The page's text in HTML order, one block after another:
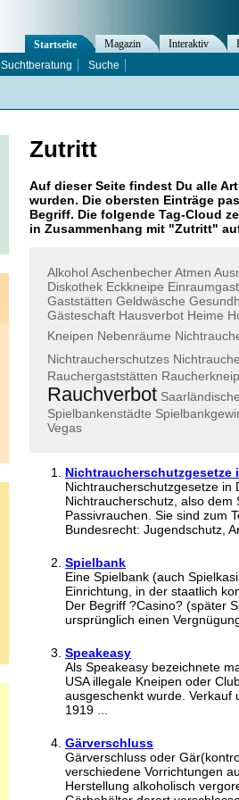
Zutritt
Auf dieser Seite findest Du alle
wurden. Die obersten Einträge
Begriff. Die folgende Tag-Cloud
in Zusammenhang mit "Zutritt"
AlkoholAschenbecherAtmen
Diskothek Eckkneipe
Gaststätten Geldwäsche
Gästeschaft Hausverbot Heime
Kneipen Nebenräume
Nichtraucherschutzes
Rauchergaststätten
Rauchverbot Saarländische
Spielbankenstädte
Vegas
Nichtraucherschutzgesetze
Nichtraucherschutzgesetze in
Nichtraucherschutz, also
Passivrauchen. Sie sind zum
Bundesrecht: Jugendschutz,
Spielbank
Eine Spielbank (auch
Einrichtung, in der staatlich
Der Begriff ?Casino? (später
ursprünglich einen
Speakeasy
Als Speakeasy bezeichnete
USA illegale Kneipen oder
ausgeschenkt wurde. Verkauf
1919 ...
Gärverschluss
Gärverschluss oder
verschiedene Vorrichtungen
Herstellung alkoholisch
Startseite Magazin Interaktiv
Suchtberatung Suche